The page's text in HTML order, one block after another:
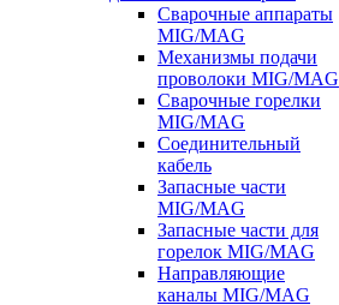
Сварочные аппараты
MIG/MAG
Механизмы подачи
проволоки MIG/MAG
Сварочные горелки
MIG/MAG
Соединительный
кабель
Запасные части
MIG/MAG
Запасные части для
горелок MIG/MAG
Направляющие
каналы MIG/MAG